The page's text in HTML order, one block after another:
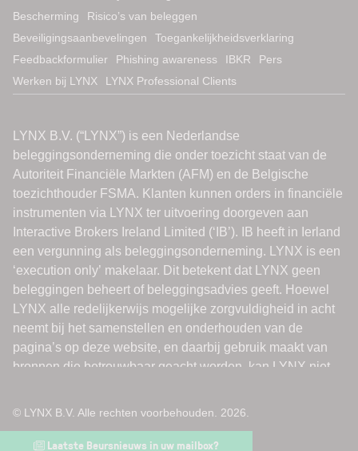
Bescherming
Risico’s van beleggen
Beveiligingsaanbevelingen
Toegankelijkheidsverklaring
Feedbackformulier
Phishing awareness IBKR
Pers
Werken bij LYNX
LYNX Professional Clients
© LYNX B.V. Alle rechten voorbehouden. 2026.
Laatste Beursnieuws in uw mailbox?